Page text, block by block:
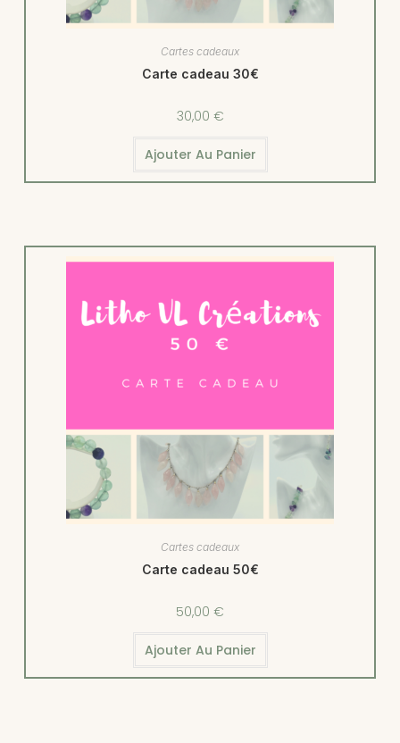
Cartes cadeaux
Carte cadeau 30€
30,00 €
Ajouter Au Panier
Cartes cadeaux
Carte cadeau 50€
50,00 €
Ajouter Au Panier